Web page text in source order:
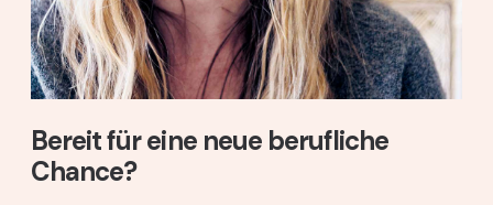
Bereit für eine neue berufliche
Chance?